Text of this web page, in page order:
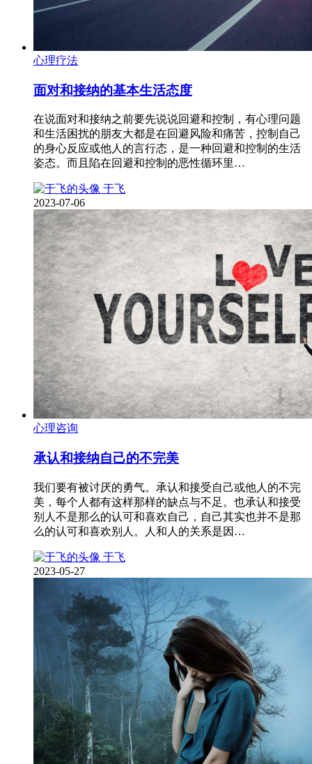
心理疗法
面对和接纳的基本生活态度
在说面对和接纳之前要先说说回避和控制，有心理问题
和生活困扰的朋友大都是在回避风险和痛苦，控制自己
的身心反应或他人的言行态，是一种回避和控制的生活
姿态。而且陷在回避和控制的恶性循环里…
于飞
2023-07-06
心理咨询
承认和接纳自己的不完美
我们要有被讨厌的勇气。承认和接受自己或他人的不完
美，每个人都有这样那样的缺点与不足。也承认和接受
别人不是那么的认可和喜欢自己，自己其实也并不是那
么的认可和喜欢别人。人和人的关系是因…
于飞
2023-05-27